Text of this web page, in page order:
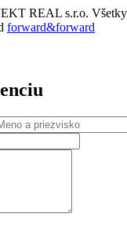
REAL s.r.o. Všetky
forward&forward